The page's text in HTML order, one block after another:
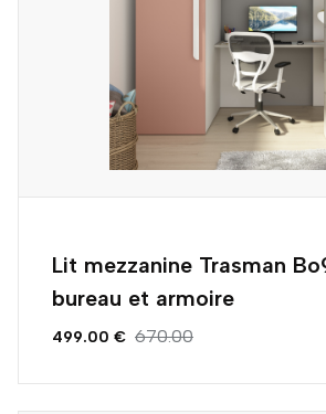
Lit mezzanine Trasman
bureau et armoire
499.00 € 670.00